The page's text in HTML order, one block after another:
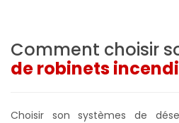
Comment choisir
de robinets
Choisir son systèmes de